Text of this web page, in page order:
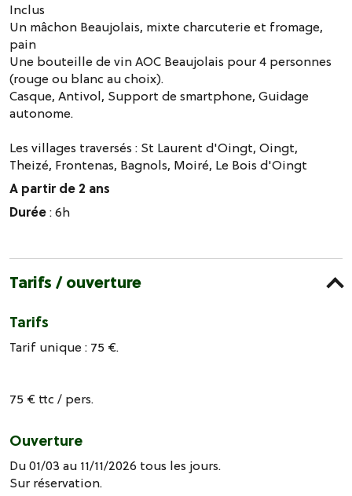
Inclus
Un mâchon Beaujolais, mixte charcuterie et fromage,
pain
Une bouteille de vin AOC Beaujolais pour 4 personnes
(rouge ou blanc au choix).
Casque, Antivol, Support de smartphone, Guidage
autonome.
Les villages traversés : St Laurent d'Oingt, Oingt,
Theizé, Frontenas, Bagnols, Moiré, Le Bois d'Oingt
A partir de 2 ans
Durée: 6h
Tarifs / ouverture
Tarifs
Tarif unique : 75 €.
75 € ttc / pers.
Ouverture
Du 01/03 au 11/11/2026 tous les jours.
Sur réservation.